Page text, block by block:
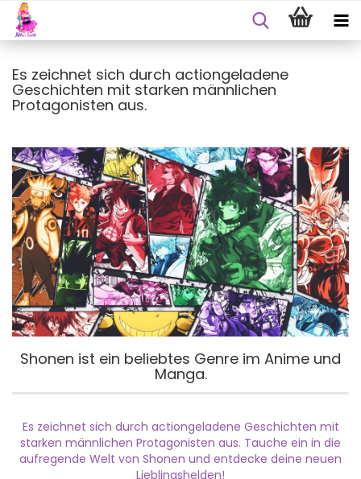
Es zeichnet sich durch actiongeladene
Geschichten mit starken männlichen
Protagonisten aus.
Shonen ist ein beliebtes Genre im Anime und
Manga.
Es zeichnet sich durch actiongeladene Geschichten mit
starken männlichen Protagonisten aus. Tauche ein in die
aufregende Welt von Shonen und entdecke deine neuen
Lieblingshelden!